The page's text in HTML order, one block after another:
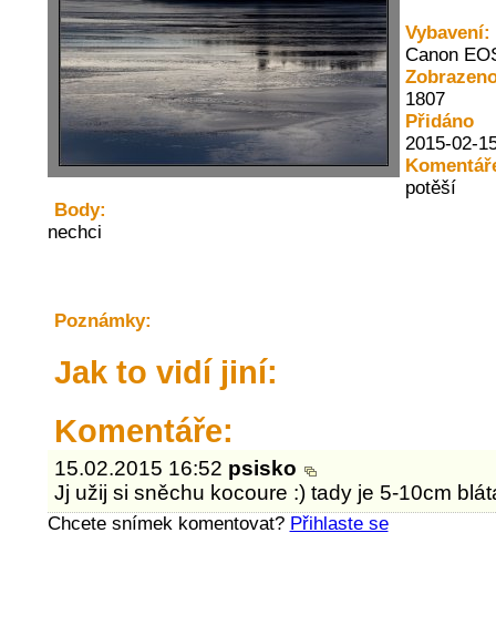
Vybavení:
Canon
1807
Přidáno
2015-02-
potěší
Body:
nechci
Poznámky:
Jak to vidí jiní:
Komentáře:
15.02.2015 16:52 psisko
Jj užij si sněchu kocoure :) tady je 5-10cm
Chcete snímek komentovat? Přihlaste se